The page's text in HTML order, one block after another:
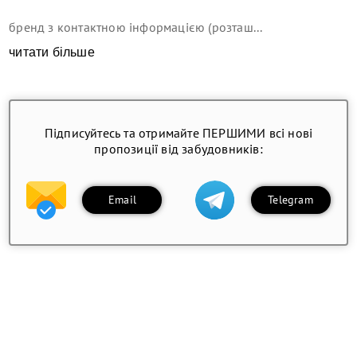
бренд з контактною інформацією (розташ...
читати більше
Підписуйтесь та отримайте ПЕРШИМИ всі нові
пропозиції від забудовників:
Email Telegram